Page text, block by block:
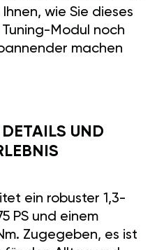
wie Sie dieses
Modul noch
machen
UND
ein robuster 1,3-
PS und einem
Zugegeben, es ist